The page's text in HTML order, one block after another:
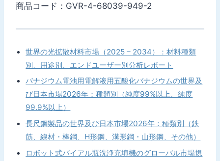
商品コード：GVR-4-68039-949-2
世界の光拡散材料市場（2025 – 2034）：材料種類
別、用途別、エンドユーザー別分析レポート
バナジウム電池用電解液用五酸化バナジウムの世界及
び日本市場2026年：種類別（純度99%以上、純度
99.9%以上）
長尺鋼製品の世界及び日本市場2026年：種類別（鉄
筋、線材・棒鋼、H形鋼、溝形鋼・山形鋼、その他）
ロボット式バイアル瓶洗浄充填機のグローバル市場規